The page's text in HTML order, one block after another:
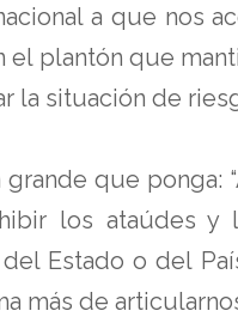
a que nos
plantón que
la situación de
que
los ataúdes
Estado o del
más de